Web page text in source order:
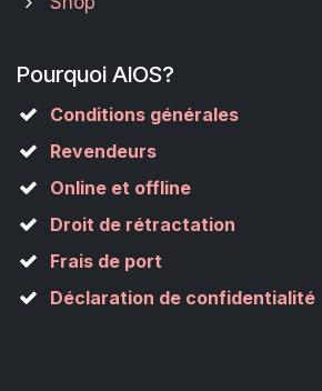
Pourquoi AIOS?
Conditions générales
Revendeurs
Online et offline
Droit de rétractation
Frais de port
Déclaration de confidentialité